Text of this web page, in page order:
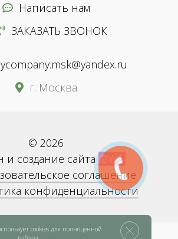
Написать нам
ЗАКАЗАТЬ ЗВОНОК
г. Москва
© 2026
и создание сайтаBWS
соглашение
конфиденциальности
cookies для полноценной